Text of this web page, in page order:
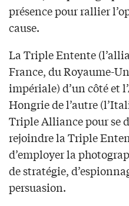
présence pour rallier
cause.
La Triple Entente
France, du Royaume-
impériale) d’un côté et
Hongrie de l’autre
Triple Alliance pour se
rejoindre la Triple
d’employer la
de stratégie,
persuasion.